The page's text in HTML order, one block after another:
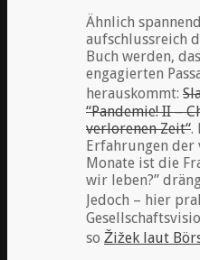
Ähnlich
aufschlussreich
Buch werden,
engagierten
herauskommt:
“Pandemie! II –
verlorenen Zeit“.
Erfahrungen der
Monate ist die
wir leben?”
Jedoch – hier
so Žižek laut